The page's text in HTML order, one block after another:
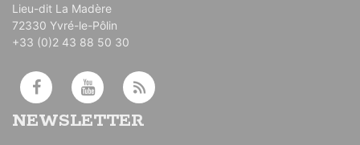
Lieu-dit La Madère
72330 Yvré-le-Pôlin
+33 (0)2 43 88 50 30
NEWSLETTER